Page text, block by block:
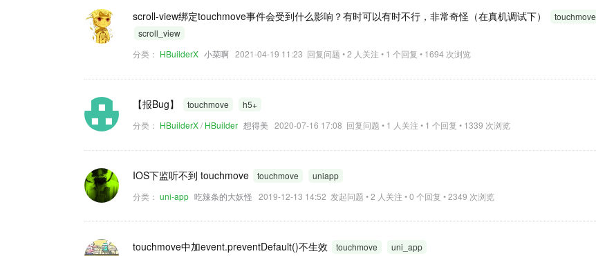
scroll-view绑定touchmove事件会受到什么影响？有时可以有时不行，非常奇怪（在真机调试下）
touchmove
scroll_view
分类： HBuilderX 小菜啊 2021-04-19 11:23 回复问题 • 2 人关注 • 1 个回复 • 1694 次浏览
【报Bug】 touchmove
h5+
分类： HBuilderX/ HBuilder 想得美 2020-07-16 17:08 回复问题 • 1 人关注 • 1 个回复 • 1339 次浏览
IOS下监听不到 touchmove touchmove
uniapp
分类： uni-app 吃辣条的大妖怪 2019-12-13 14:52 发起问题 • 2 人关注 • 0 个回复 • 2349 次浏览
touchmove中加event.preventDefault()不生效 touchmove
uni_app